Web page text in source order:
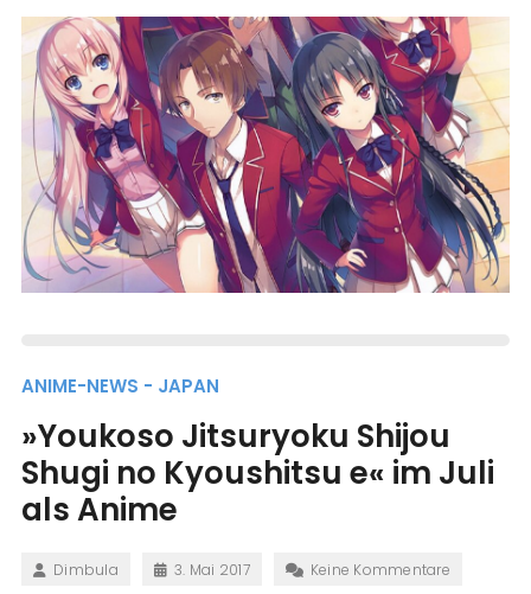
ANIME-NEWS - JAPAN
»Youkoso Jitsuryoku Shijou
Shugi no Kyoushitsu e« im Juli
als Anime
Dimbula 3. Mai 2017 Keine Kommentare